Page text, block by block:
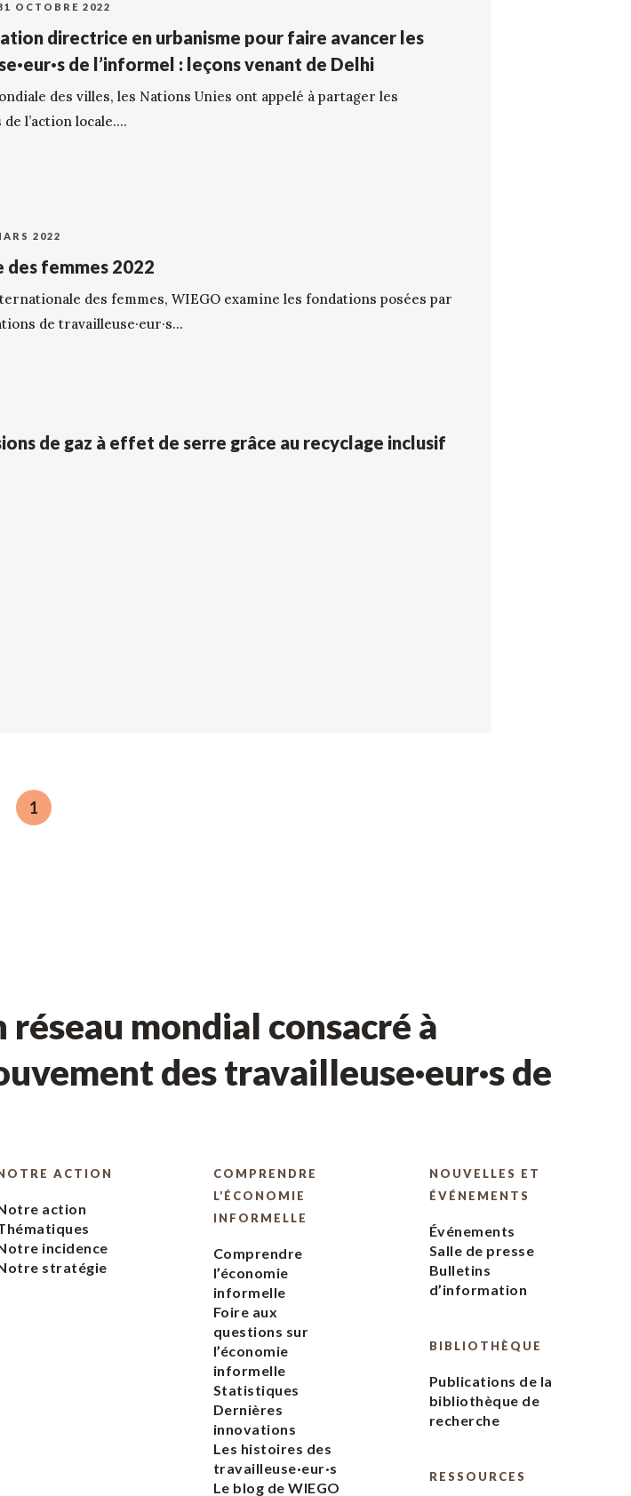
OCTOBRE 2022
directrice en urbanisme pour faire avancer les
de l’informel : leçons venant de Delhi
des villes, les Nations Unies ont appelé à partager les
l’action locale....
2022
femmes 2022
des femmes, WIEGO examine les fondations posées par
de travailleuse·eur·s...
de gaz à effet de serre grâce au recyclage inclusif
1
réseau mondial consacré à
des travailleuse·eur·s de
ACTION
action
incidence
stratégie
COMPRENDRE
L’ÉCONOMIE
INFORMELLE
Comprendre
l’économie
informelle
Foire aux
questions sur
l’économie
informelle
Statistiques
Dernières
innovations
Les histoires des
travailleuse·eur·s
Le blog de WIEGO
NOUVELLES ET
ÉVÉNEMENTS
Événements
Salle de presse
Bulletins
d’information
BIBLIOTHÈQUE
Publications de la
bibliothèque de
recherche
RESSOURCES